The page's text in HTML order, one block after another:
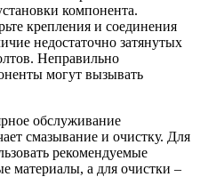
компонента.
крепления и соединения
недостаточно затянутых
Неправильно
могут вызывать
обслуживание
смазывание и очистку. Для
рекомендуемые
материалы, а для очистки –